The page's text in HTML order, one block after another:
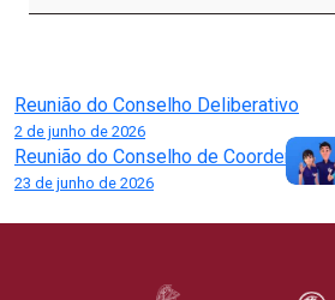
de
Navegação
de
Post
Reunião do Conselho Deliberativo
2 de junho de 2026
Reunião do Conselho de Coordenação
23 de junho de 2026